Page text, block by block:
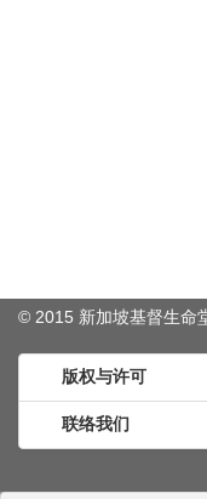
© 2015 新加坡基督生命
版权与许可
联络我们